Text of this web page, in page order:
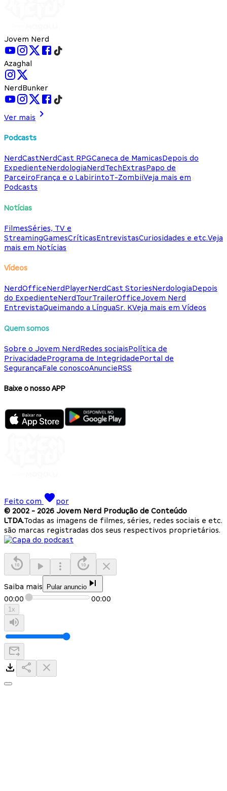
Jovem Nerd
Azaghal
NerdBunker
Ver mais
Podcasts
NerdCastNerdCast RPGCaneca de MamicasDepois do
ExpedienteNerdologiaNerdTechExtrasPapo de
ParceiroFrança e o LabirintoT-ZombiiVeja mais em
Podcasts
Notícias
FilmesSéries, TV e
StreamingGamesCríticasEntrevistasCuriosidades e etc.Veja
mais em Notícias
Vídeos
NerdOfficeNerdPlayerNerdCast StoriesNerdologiaDepois
do ExpedienteNerdTourTrailerOfficeJovem Nerd
EntrevistaQueimando a LínguaSr. KVeja mais em Vídeos
Quem somos
Sobre o Jovem NerdRedes sociaisPolítica de
PrivacidadePrograma de IntegridadePortal de
SegurançaFale conoscoAnuncieRSS
Baixe o nosso APP
Feito com
por
© 2002 - 2026 Jovem Nerd Produção de Conteúdo
LTDA.Todas as imagens de filmes, séries, redes sociais e etc.
são marcas registradas dos seus respectivos proprietários.
Saiba mais Pular anuncio
00:00 00:00
1x